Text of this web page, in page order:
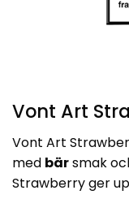
Vont Art
Vont Art
med bärsmak
Strawberry ger